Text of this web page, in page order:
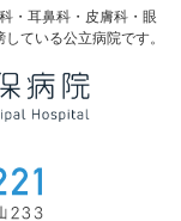
・耳鼻科・皮膚科・眼
ている公立病院です。